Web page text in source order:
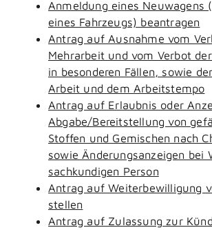
Anmeldung eines Neuwagens
eines Fahrzeugs) beantragen
Antrag auf Ausnahme vom
Mehrarbeit und vom Verbot
in besonderen Fällen, sowie
Arbeit und dem Arbeitstempo
Antrag auf Erlaubnis oder
Abgabe/Bereitstellung von
Stoffen und Gemischen nach
sowie Änderungsanzeigen bei
sachkundigen Person
Antrag auf Weiterbewilligung
stellen
Antrag auf Zulassung zur